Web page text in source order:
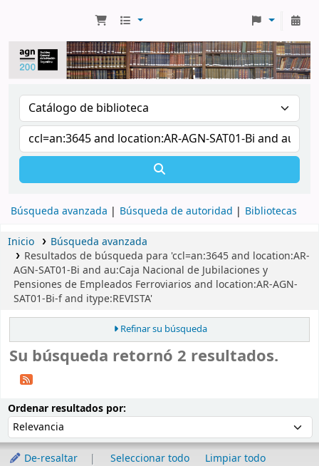
Búsqueda avanzada Búsqueda de autoridad Bibliotecas
Inicio
Búsqueda avanzada
Resultados de búsqueda para 'ccl=an:3645 and location:AR-
AGN-SAT01-Bi and au:Caja Nacional de Jubilaciones y
Pensiones de Empleados Ferroviarios and location:AR-AGN-
SAT01-Bi-f and itype:REVISTA'
Refinar su búsqueda
Su búsqueda retornó 2 resultados.
Ordenar resultados por:
De-resaltar Seleccionar todo
Limpiar todo